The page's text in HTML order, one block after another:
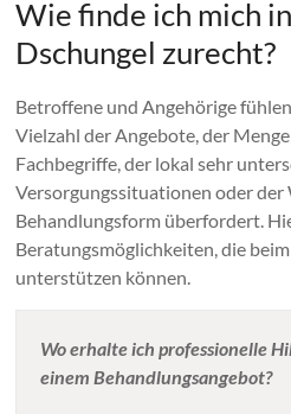
Wie finde ich mich
Dschungel zurecht?
Betroffene und Angehörige
Vielzahl der Angebote, der
Fachbegriffe, der lokal sehr
Versorgungssituationen oder der
Behandlungsform überfordert.
Beratungsmöglichkeiten, die
unterstützen können.
Wo erhalte ich professionelle
einem Behandlungsangebot?